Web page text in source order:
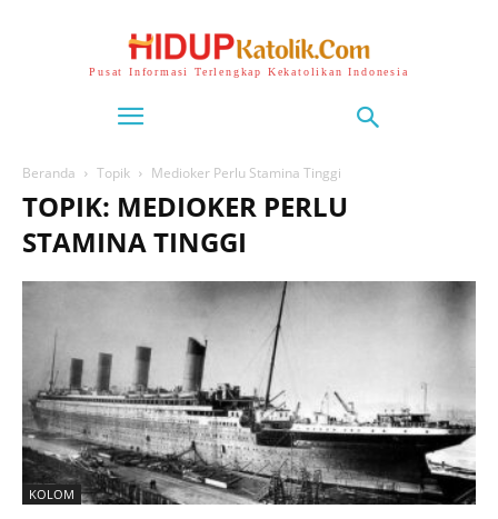
Pusat Informasi Terlengkap Kekatolikan Indonesia
Beranda Topik Medioker Perlu Stamina Tinggi
TOPIK: MEDIOKER PERLU
STAMINA TINGGI
KOLOM